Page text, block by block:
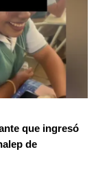
que ingresó
de